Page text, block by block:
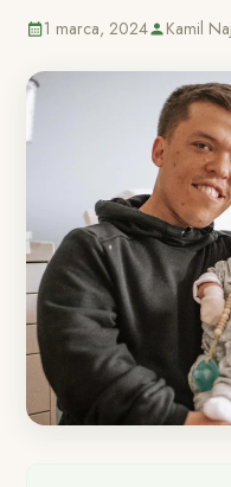
1 marca, 2024 Kamil